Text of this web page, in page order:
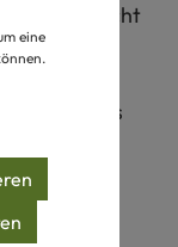
Bitte nicht
einem
auch das
unter
eine